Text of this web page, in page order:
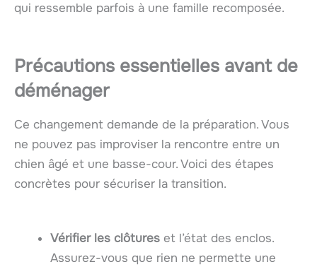
qui ressemble parfois à une famille recomposée.
Précautions essentielles avant de
déménager
Ce changement demande de la préparation. Vous
ne pouvez pas improviser la rencontre entre un
chien âgé et une basse-cour. Voici des étapes
concrètes pour sécuriser la transition.
Vérifier les clôtures et l’état des enclos.
Assurez-vous que rien ne permette une